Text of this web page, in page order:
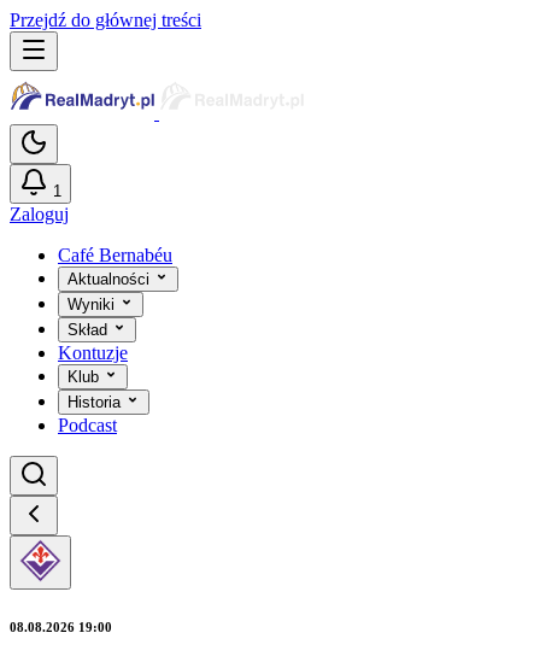
Przejdź do głównej treści
1
Zaloguj
Café Bernabéu
Aktualności
Wyniki
Skład
Kontuzje
Klub
Historia
Podcast
08.08.2026 19:00